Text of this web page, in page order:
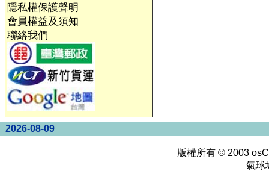
隱私權保護聲明
會員權益及須知
聯絡我們
2026-08-09
版權所有 © 2003
氣球